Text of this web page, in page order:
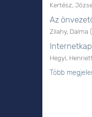
Kertész,
Az
Zilahy, Dalma (
Hegyi,
Több